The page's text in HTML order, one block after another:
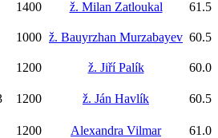
1400 ž. Milan Zatloukal 61.5
1000 ž. Bauyrzhan Murzabayev 60.5
1200 ž. Jiří Palík 60.0
1200 ž. Ján Havlík 60.5
1200 Alexandra Vilmar 61.0